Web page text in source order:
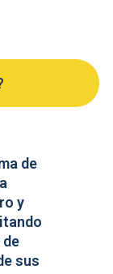
de
y
de
sus